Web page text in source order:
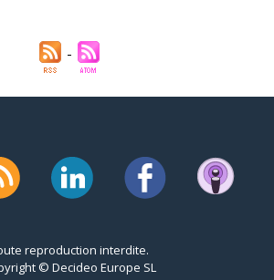
reproduction interdite.
© Decideo Europe SL